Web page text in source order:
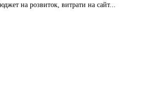
на розвиток, витрати на сайт...